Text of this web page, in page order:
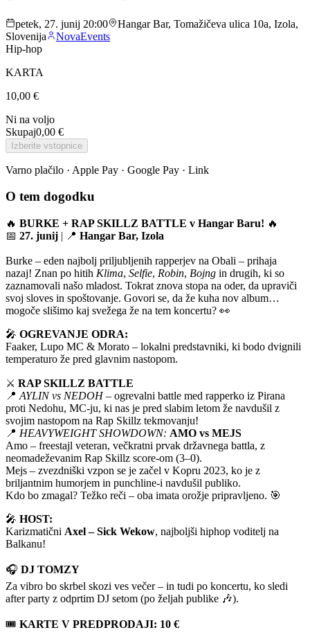
petek, 27. junij 20:00
Hangar Bar, Tomažičeva ulica 10a, Izola,
Slovenija
NovaEvents
Hip-hop
KARTA
10,00 €
Ni na voljo
Skupaj0,00 €
Izberite vstopnice
Varno plačilo · Apple Pay · Google Pay · Link
O tem dogodku
🔥 BURKE + RAP SKILLZ BATTLE v Hangar Baru! 🔥
📅 27. junij | 📍 Hangar Bar, Izola
Burke – eden najbolj priljubljenih rapperjev na Obali – prihaja
nazaj! Znan po hitih Klima, Selfie, Robin, Bojng in drugih, ki so
zaznamovali našo mladost. Tokrat znova stopa na oder, da upraviči
svoj sloves in spoštovanje. Govori se, da že kuha nov album…
mogoče slišimo kaj svežega že na tem koncertu? 👀
🎤 OGREVANJE ODRA:
Faaker, Lupo MC & Morato – lokalni predstavniki, ki bodo dvignili
temperaturo že pred glavnim nastopom.
⚔️ RAP SKILLZ BATTLE
📍 AYLIN vs NEDOH– ogrevalni battle med rapperko iz Pirana
proti Nedohu, MC-ju, ki nas je pred slabim letom že navdušil z
svojim nastopom na Rap Skillz tekmovanju!
📍 HEAVYWEIGHT SHOWDOWN: AMO vs MEJS
Amo – freestajl veteran, večkratni prvak državnega battla, z
neomadeževanim Rap Skillz score-om (3–0).
Mejs – zvezdniški vzpon se je začel v Kopru 2023, ko je z
briljantnim humorjem in punchline-i navdušil publiko.
Kdo bo zmagal? Težko reči – oba imata orožje pripravljeno. 🎯
🎤 HOST:
Karizmatični Axel – Sick Wekow, najboljši hiphop voditelj na
Balkanu!
🎧 DJ TOMZY
Za vibro bo skrbel skozi ves večer – in tudi po koncertu, ko sledi
after party z odprtim DJ setom (po željah publike 🎶).
🎟 KARTE V PREDPRODAJI: 10 €